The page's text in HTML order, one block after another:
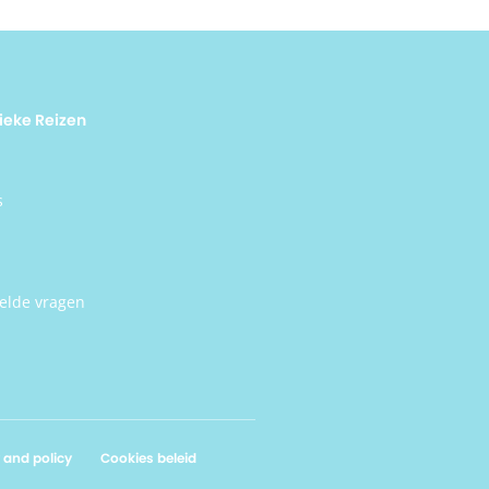
Reizen
vragen
and policy Cookies beleid